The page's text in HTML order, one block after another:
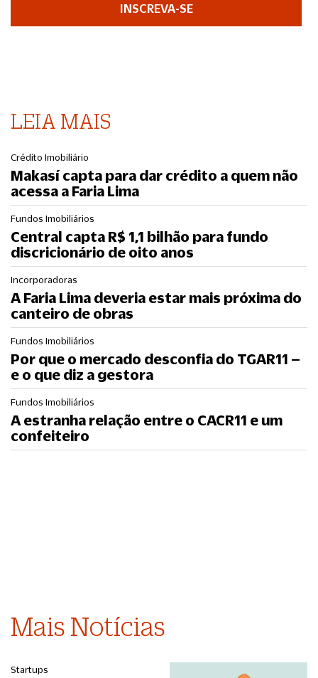
INSCREVA-SE
LEIA MAIS
Crédito Imobiliário
Makasí capta para dar crédito a quem não
acessa a Faria Lima
Fundos Imobiliários
Central capta R$ 1,1 bilhão para fundo
discricionário de oito anos
Incorporadoras
A Faria Lima deveria estar mais próxima do
canteiro de obras
Fundos Imobiliários
Por que o mercado desconfia do TGAR11 –
e o que diz a gestora
Fundos Imobiliários
A estranha relação entre o CACR11 e um
confeiteiro
Mais Notícias
Startups